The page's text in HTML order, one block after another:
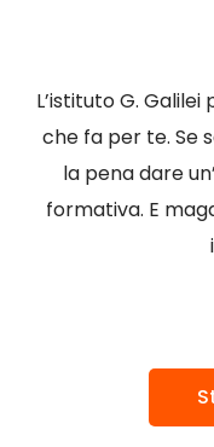
L’istituto G.
che fa per te. Se
la pena dare
formativa. E